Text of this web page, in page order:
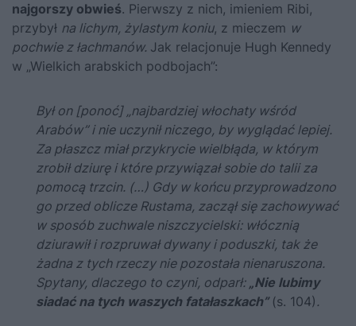
najgorszy obwieś. Pierwszy z nich, imieniem Ribi,
przybył na lichym, żylastym koniu, z mieczem w
pochwie z łachmanów. Jak relacjonuje Hugh Kennedy
w „Wielkich arabskich podbojach”:
Był on [ponoć] „najbardziej włochaty wśród
Arabów” i nie uczynił niczego, by wyglądać lepiej.
Za płaszcz miał przykrycie wielbłąda, w którym
zrobił dziurę i które przywiązał sobie do talii za
pomocą trzcin. (…) Gdy w końcu przyprowadzono
go przed oblicze Rustama, zaczął się zachowywać
w sposób zuchwale niszczycielski: włócznią
dziurawił i rozpruwał dywany i poduszki, tak że
żadna z tych rzeczy nie pozostała nienaruszona.
Spytany, dlaczego to czyni, odparł: „Nie lubimy
siadać na tych waszych fatałaszkach” (s. 104) .